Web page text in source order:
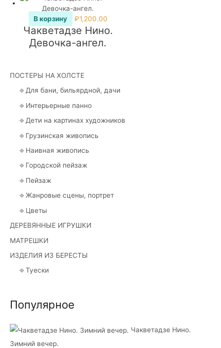
ПОСТЕРЫ НА ХОЛСТЕ
⎆ Для бани, бильярдной, дачи
⎆ Интерьерные панно
⎆ Дети на картинах художников
⎆ Грузинская живопись
⎆ Наивная живопись
⎆ Городской пейзаж
⎆ Пейзаж
⎆ Жанровые сцены, портрет
⎆ Цветы
ДЕРЕВЯННЫЕ ИГРУШКИ
МАТРЕШКИ
ИЗДЕЛИЯ ИЗ БЕРЕСТЫ
⎆ Туески
Популярное
Чакветадзе Нино.
Зимний вечер.
В корзину ₽1,200.00
Чакветадзе Нино.
Девочка-ангел.